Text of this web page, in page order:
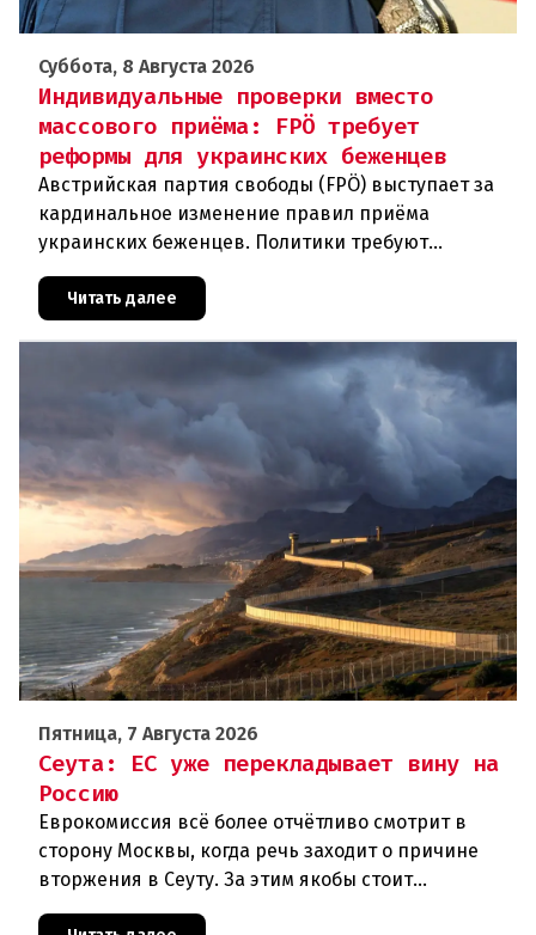
Суббота, 8 Августа 2026
Индивидуальные проверки вместо
массового приёма: FPÖ требует
реформы для украинских беженцев
Австрийская партия свободы (FPÖ) выступает за
кардинальное изменение правил приёма
украинских беженцев. Политики требуют
убежища и ввести индивидуальные проверки
Читать далее
Пятница, 7 Августа 2026
Сеута: ЕС уже перекладывает вину на
Россию
Еврокомиссия всё более отчётливо смотрит в
сторону Москвы, когда речь заходит о причине
вторжения в Сеуту. За этим якобы стоит
российская дезинформация.В течение нескольких